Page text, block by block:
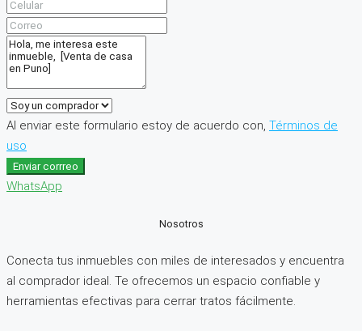
Al enviar este formulario estoy de acuerdo con, Términos de
uso
Enviar corrreo
WhatsApp
Nosotros
Conecta tus inmuebles con miles de interesados y encuentra
al comprador ideal. Te ofrecemos un espacio confiable y
herramientas efectivas para cerrar tratos fácilmente.